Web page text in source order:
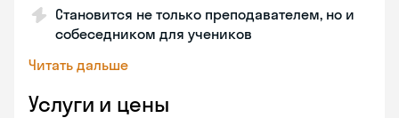
Становится не только преподавателем, но и
собеседником для учеников
Читать дальше
Услуги и цены